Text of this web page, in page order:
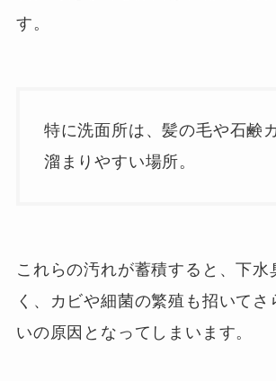
す。
特に洗面所は、髪の毛や石鹸
溜まりやすい場所。
これらの汚れが蓄積すると、下水
く、カビや細菌の繁殖も招いてさ
いの原因となってしまいます。